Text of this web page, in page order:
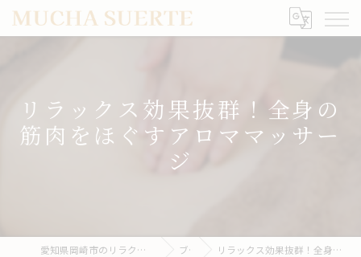
リラックス効果抜群！全身の
筋肉をほぐすアロママッサー
ジ
愛知県岡崎市のリラクゼーションならMUCHA SUERTE ブログ リラックス効果抜群！全身の筋肉をほぐすアロママッサージ